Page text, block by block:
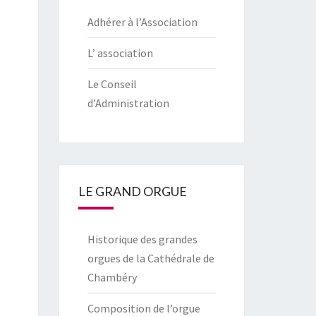
Adhérer à l’Association
L’ association
Le Conseil
d’Administration
LE GRAND ORGUE
Historique des grandes
orgues de la Cathédrale de
Chambéry
Composition de l’orgue